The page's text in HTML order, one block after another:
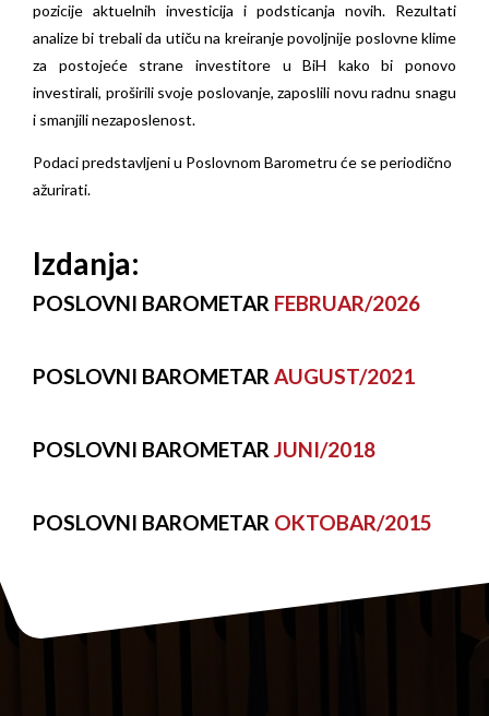
pozicije aktuelnih investicija i podsticanja novih. Rezultati
analize bi trebali da utiču na kreiranje povoljnije poslovne klime
za postojeće strane investitore u BiH kako bi ponovo
investirali, proširili svoje poslovanje, zaposlili novu radnu snagu
i smanjili nezaposlenost.
Podaci predstavljeni u Poslovnom Barometru će se periodično
ažurirati.
Izdanja:
POSLOVNI BAROMETAR FEBRUAR/2026
POSLOVNI BAROMETAR AUGUST/2021
POSLOVNI BAROMETAR JUNI/2018
POSLOVNI BAROMETAR OKTOBAR/2015